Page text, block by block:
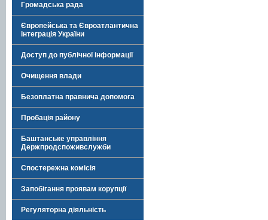
Громадська рада
Європейська та Євроатлантична
інтеграція України
Доступ до публічної інформації
Очищення влади
Безоплатна правнича допомога
Пробація району
Баштанське управління
Держпродспоживслужби
Спостережна комісія
Запобігання проявам корупції
Регуляторна діяльність